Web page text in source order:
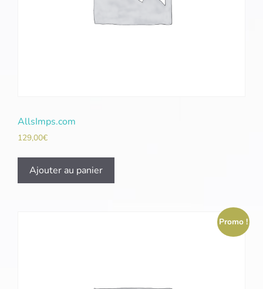
AllsImps.com
129,00€
Ajouter au panier
Promo !